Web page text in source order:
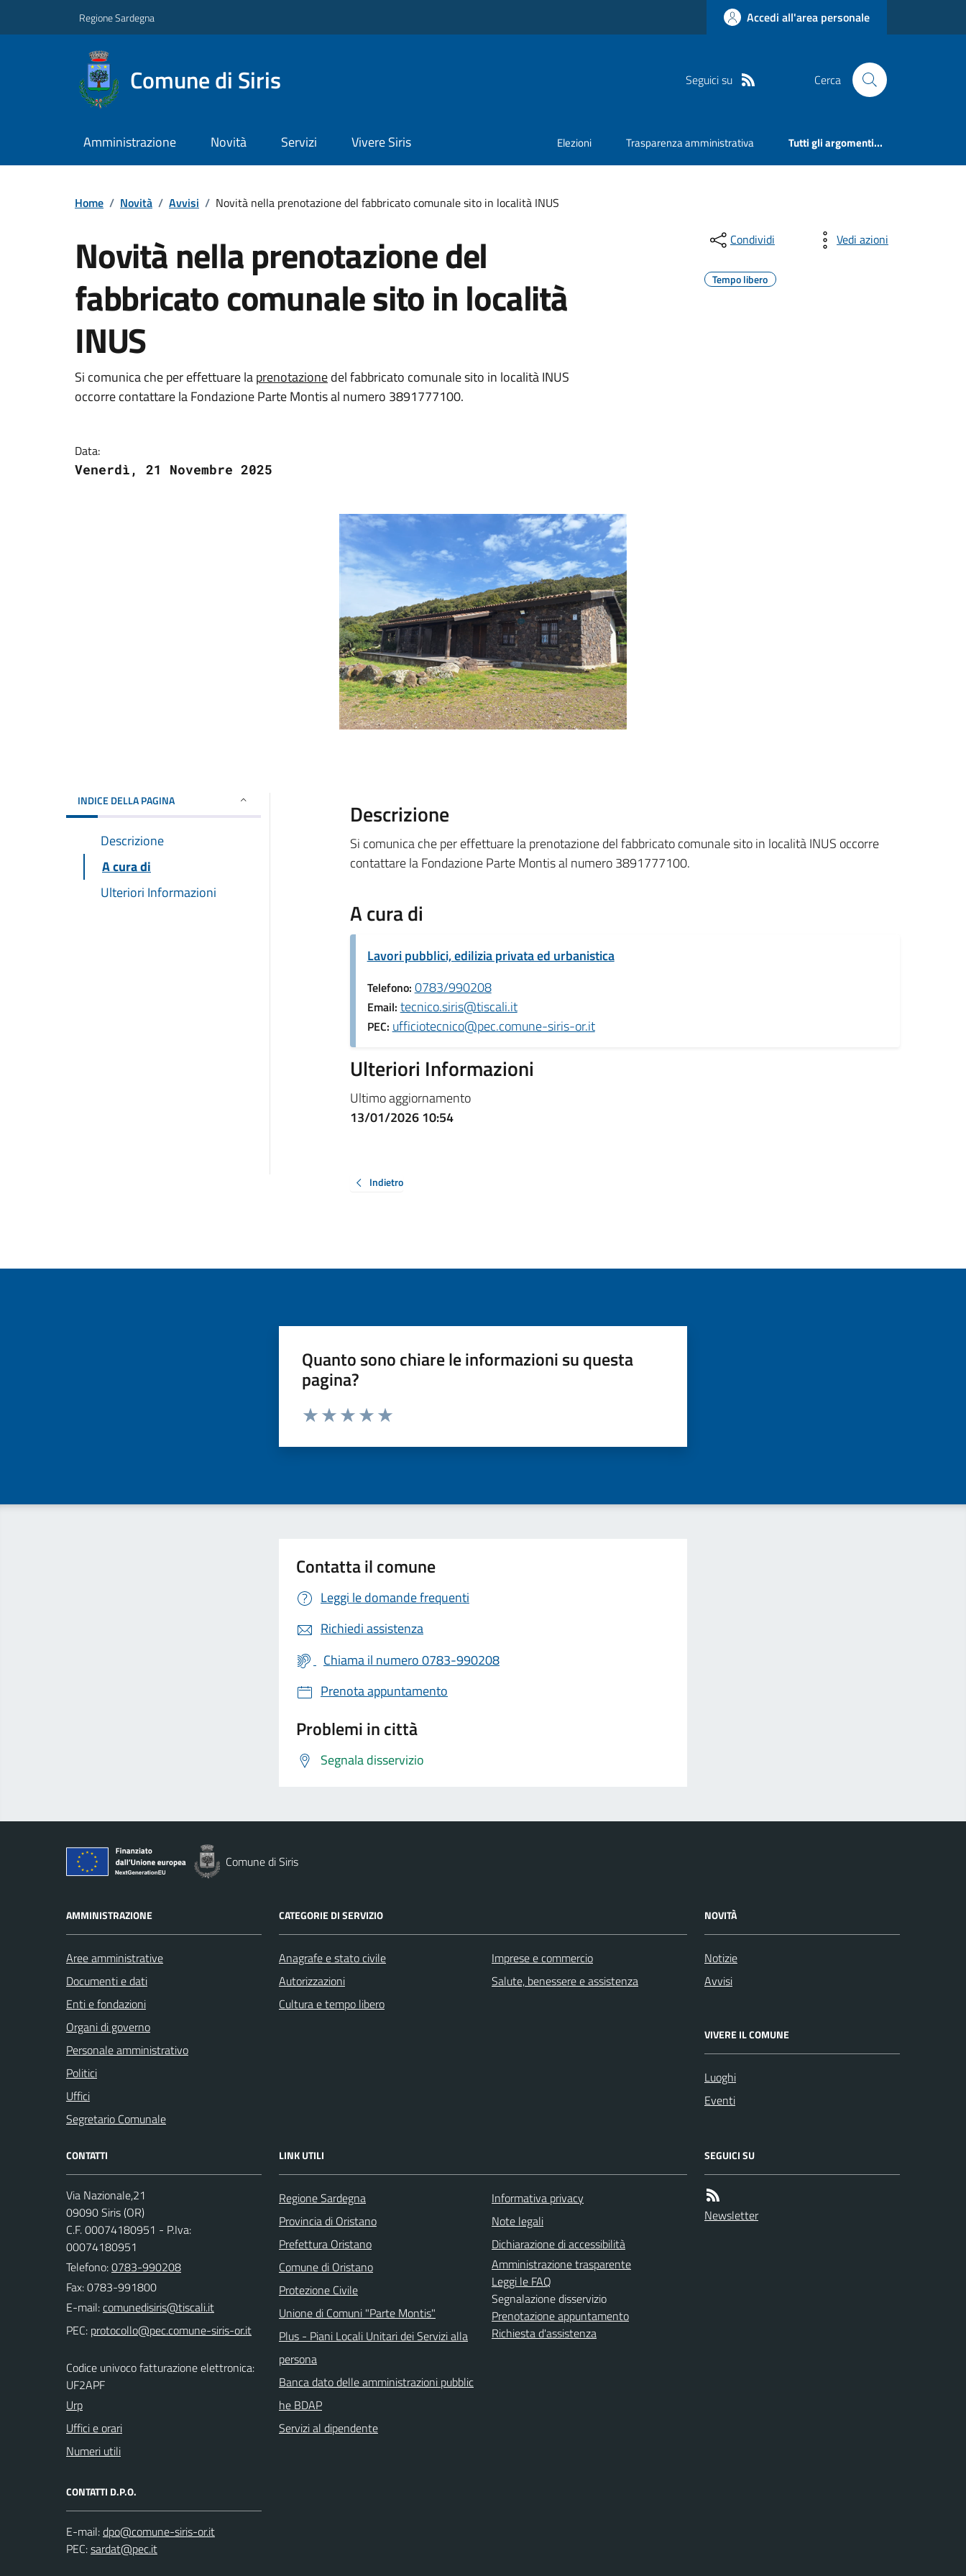
Regione Sardegna Accedi all'area personale
Comune di Siris Seguici su Cerca
Amministrazione Novità Servizi Vivere Siris Elezioni Trasparenza amministrativa Tutti gli argomenti...
Home / Novità / Avvisi / Novità nella prenotazione del fabbricato comunale sito in località INUS
Novità nella prenotazione del
fabbricato comunale sito in località
INUS
Si comunica che per effettuare laprenotazionedel fabbricato comunale sito in località INUS
occorre contattare la Fondazione Parte Montis al numero 3891777100.
Data:
Venerdì, 21 Novembre 2025
Condividi Vedi azioni
Tempo libero
INDICE DELLA PAGINA
Descrizione
A cura di
Ulteriori Informazioni
Descrizione
Si comunica che per effettuare la prenotazione del fabbricato comunale sito in località INUS occorre
contattare la Fondazione Parte Montis al numero 3891777100.
A cura di
Lavori pubblici, edilizia privata ed urbanistica
Telefono: 0783/990208
Email: tecnico.siris@tiscali.it
PEC: ufficiotecnico@pec.comune-siris-or.it
Ulteriori Informazioni
Ultimo aggiornamento
13/01/2026 10:54
Indietro
Quanto sono chiare le informazioni su questa
pagina?
Valuta da 1 a 5 stelle la pagina
Contatta il comune
Leggi le domande frequenti
Richiedi assistenza
Chiama il numero 0783-990208
Prenota appuntamento
Problemi in città
Segnala disservizio
Comune di Siris
AMMINISTRAZIONE
Aree amministrative
Documenti e dati
Enti e fondazioni
Organi di governo
Personale amministrativo
Politici
Uffici
Segretario Comunale
CATEGORIE DI SERVIZIO
Anagrafe e stato civile
Autorizzazioni
Cultura e tempo libero
Imprese e commercio
Salute, benessere e assistenza
NOVITÀ
Notizie
Avvisi
VIVERE IL COMUNE
Luoghi
Eventi
CONTATTI
Via Nazionale,21
09090 Siris (OR)
C.F. 00074180951 - P.Iva:
00074180951
Telefono:0783-990208
Fax: 0783-991800
E-mail:
PEC:
Codice univoco fatturazione elettronica:
UF2APF
Urp
Uffici e orari
Numeri utili
CONTATTI D.P.O.
E-mail:
PEC:
LINK UTILI
Regione Sardegna
Provincia di Oristano
Prefettura Oristano
Comune di Oristano
Protezione Civile
Unione di Comuni "Parte Montis"
Plus - Piani Locali Unitari dei Servizi alla
persona
Banca dato delle amministrazioni pubblic
he BDAP
Servizi al dipendente
Informativa privacy
Note legali
Dichiarazione di accessibilità
Amministrazione trasparente
Leggi le FAQ
Segnalazione disservizio
Prenotazione appuntamento
Richiesta d'assistenza
SEGUICI SU
Newsletter